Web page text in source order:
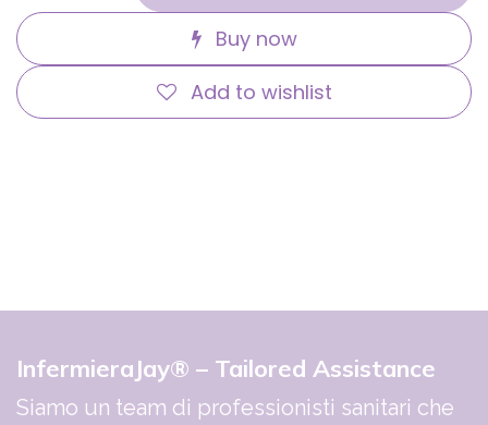
Buy now
Add to wishlist
InfermieraJay® – Tailored Assistance
Siamo un team di professionisti sanitari che